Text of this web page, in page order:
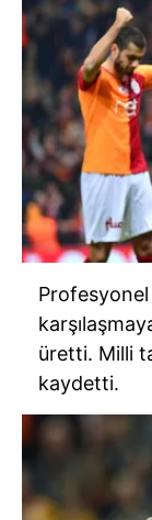
6698 sayılı
hazırlanmış
ilgili mevzuata
almak için lütfen
üretti. Milli
kaydetti.